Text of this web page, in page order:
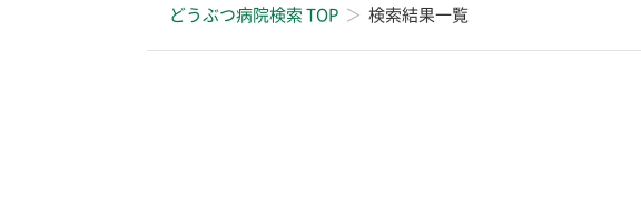
どうぶつ病院検索 TOP 検索結果一覧